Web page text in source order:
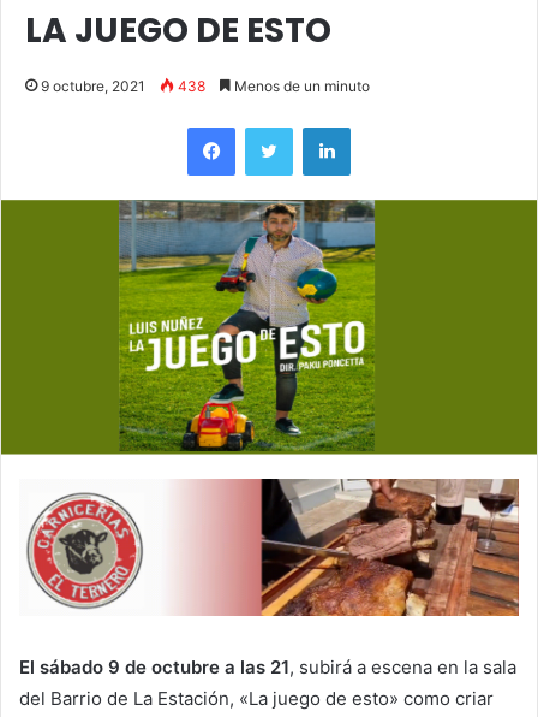
LA JUEGO DE ESTO
9 octubre, 2021 438 Menos de un minuto
El sábado 9 de octubre a las 21, subirá a escena en la sala
del Barrio de La Estación, «La juego de esto» como criar